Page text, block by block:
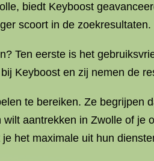
biedt Keyboost
scoort in de zoekresultaten.
Ten eerste is het
bij Keyboost en zij nemen de
te bereiken. Ze begrijpen
aantrekken in Zwolle of je
het maximale uit hun